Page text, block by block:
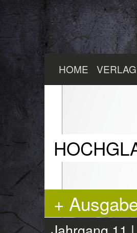
Hauptinhalt
HOME VERLAG
+